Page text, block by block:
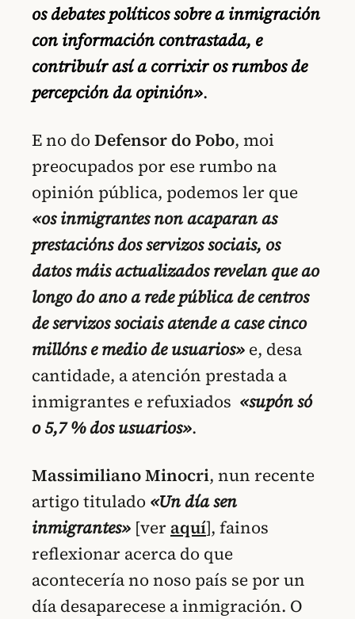
os debates políticos sobre a inmigración
con información contrastada, e
contribuír así a corrixir os rumbos de
percepción da opinión».
E no doDefensor do Pobo, moi
preocupados por ese rumbo na
opinión pública, podemos ler que
«os inmigrantes non acaparan as
prestacións dos servizos sociais, os
datos máis actualizados revelan que ao
longo do ano a rede pública de centros
de servizos sociais atende a case cinco
millóns e medio de usuarios» e, desa
cantidade, a atención prestada a
inmigrantes e refuxiados «supón só
o 5,7 % dos usuarios».
Massimiliano Minocri, nun recente
artigo titulado «Un día sen
inmigrantes» [veraquí], fainos
reflexionar acerca do que
acontecería no noso país se por un
día desaparecese a inmigración. O